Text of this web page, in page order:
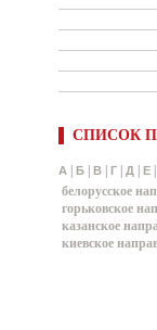
СПИСОК
А Б В Г Д Е
белорусское
горьковское
казанское
киевское